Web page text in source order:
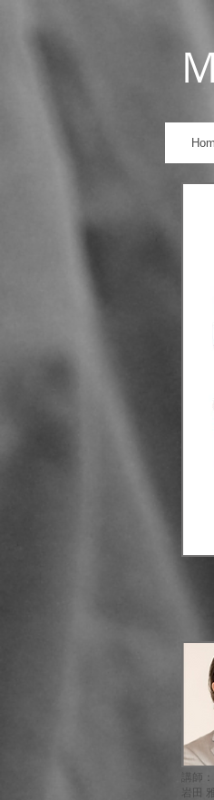
講師
岩田